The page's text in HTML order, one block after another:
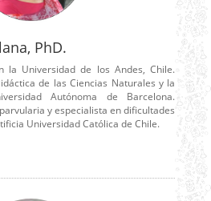
PhD.
la Universidad de los Andes, Chile.
de las Ciencias Naturales y la
Autónoma de Barcelona.
y especialista en dificultades
Universidad Católica de Chile.